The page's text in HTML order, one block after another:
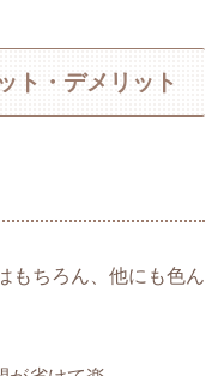
ト・デメリット
もちろん、他にも色ん